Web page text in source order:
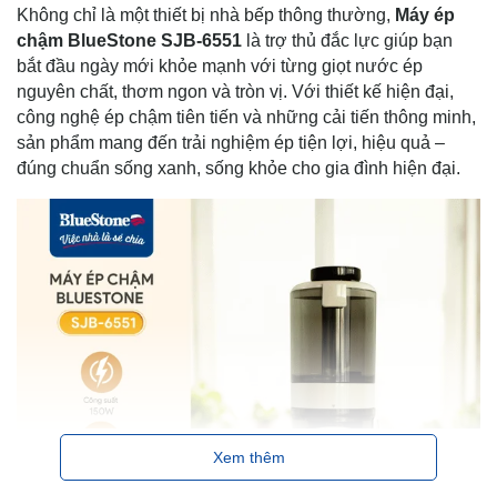
Không chỉ là một thiết bị nhà bếp thông thường, Máy ép
chậm BlueStone SJB-6551 là trợ thủ đắc lực giúp bạn
bắt đầu ngày mới khỏe mạnh với từng giọt nước ép
nguyên chất, thơm ngon và tròn vị. Với thiết kế hiện đại,
công nghệ ép chậm tiên tiến và những cải tiến thông minh,
sản phẩm mang đến trải nghiệm ép tiện lợi, hiệu quả –
đúng chuẩn sống xanh, sống khỏe cho gia đình hiện đại.
Xem thêm